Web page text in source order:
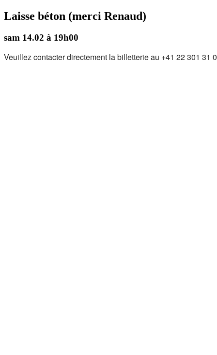
Laisse béton (merci Renaud)
sam 14.02 à 19h00
Veuillez contacter directement la billetterie au +41 22 301 31